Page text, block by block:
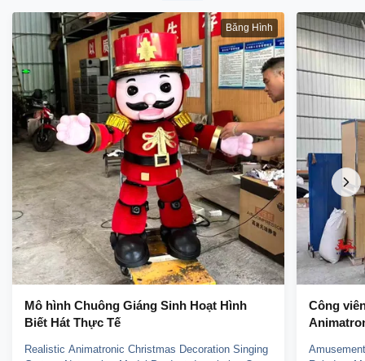
Băng Hình
Mô hình Chuông Giáng Sinh Hoạt Hình
Biết Hát Thực Tế
Realistic Animatronic Christmas Decoration Singing
Công